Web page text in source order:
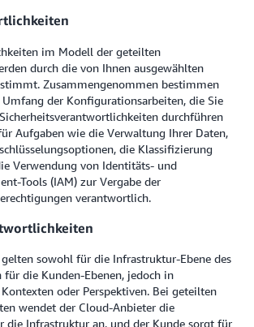
im Modell der geteilten
durch die von Ihnen ausgewählten
Zusammengenommen bestimmen
Umfang der Konfigurationsarbeiten, die Sie
durchführen
Aufgaben wie die Verwaltung Ihrer Daten,
die Klassifizierung
Verwendung von Identitäts- und
Tools (IAM) zur Vergabe der
verantwortlich.
sowohl für die Infrastruktur-Ebene des
für die Kunden-Ebenen, jedoch in
oder Perspektiven. Bei geteilten
wendet der Cloud-Anbieter die
die Infrastruktur an, und der Kunde sorgt für